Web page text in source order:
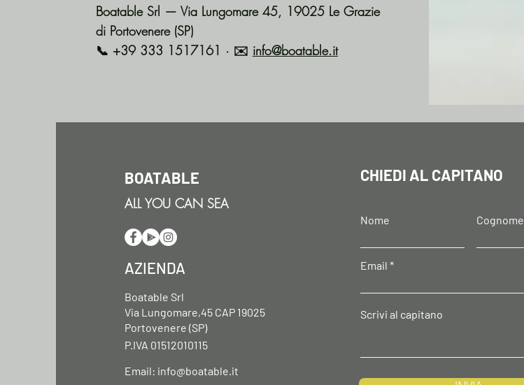
Boatable Srl — Via Lungomare 45, 19025 Le Grazie
di Portovenere (SP)
📞 +39 333 1517161 · ✉️ info@boatable.it
BOATABLE
ALL YOU CAN SEA
AZIENDA
Boatable Srl
Via Lungomare,45 CAP 19025
Portovenere (SP)
P.IVA 01512010115
Email: info@boatable.it
CHIEDI AL CAPITANO
Nome Cognome
Email
Scrivi al capitano